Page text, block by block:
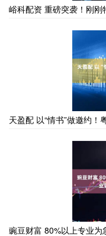
峪科配资 重磅突袭！刚刚
天盈配 以“情书”做邀约
豌豆财富 80%以上专业